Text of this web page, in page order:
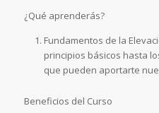
¿Qué aprenderás?
Fundamentos de la
principios básicos hasta
que pueden aportarte
Beneficios del Curso